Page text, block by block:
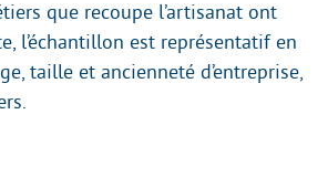
que recoupe l’artisanat ont
l’échantillon est représentatif en
taille et ancienneté d’entreprise,